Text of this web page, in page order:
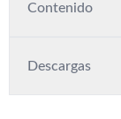
Contenido
Descargas